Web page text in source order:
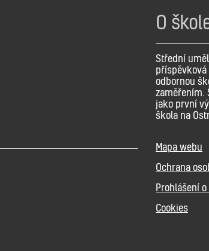
O
Střední
odbornou
zaměřením.
jako první
škola na
Mapa webu
Ochrana
Prohlášení
Cookies